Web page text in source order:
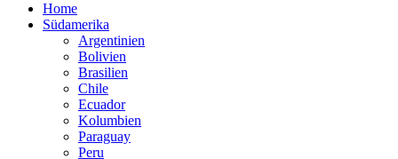
Home
Südamerika
Argentinien
Bolivien
Brasilien
Chile
Ecuador
Kolumbien
Paraguay
Peru